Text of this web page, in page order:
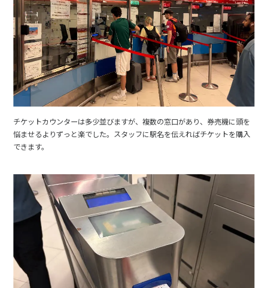
チケットカウンターは多少並びますが、複数の窓口があり、券売機に頭を
悩ませるよりずっと楽でした。スタッフに駅名を伝えればチケットを購入
できます。